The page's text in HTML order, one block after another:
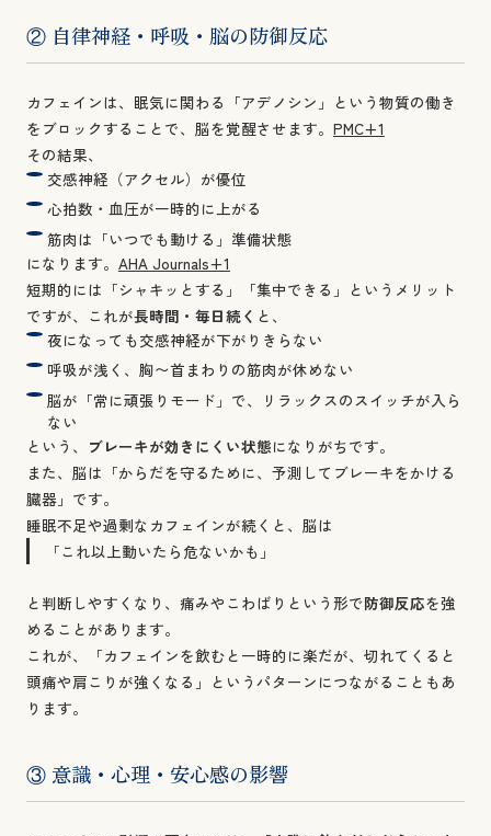
② 自律神経・呼吸・脳の防御反応
カフェインは、眠気に関わる「アデノシン」という物質の働き
をブロックすることで、脳を覚醒させます。 PMC+1
その結果、
交感神経（アクセル）が優位
心拍数・血圧が一時的に上がる
筋肉は「いつでも動ける」準備状態
になります。 AHA Journals+1
短期的には「シャキッとする」「集中できる」というメリット
ですが、これが長時間・毎日続く と、
夜になっても交感神経が下がりきらない
呼吸が浅く、胸〜首まわりの筋肉が休めない
脳が「常に頑張りモード」で、リラックスのスイッチが入ら
ない
という、 ブレーキが効きにくい状態になりがちです。
また、脳は「からだを守るために、予測してブレーキをかける
臓器」です。
睡眠不足や過剰なカフェインが続くと、脳は
「これ以上動いたら危ないかも」
と判断しやすくなり、痛みやこわばりという形で防御反応を強
めることがあります。
これが、「カフェインを飲むと一時的に楽だが、切れてくると
頭痛や肩こりが強くなる」というパターンにつながることもあ
ります。
③ 意識・心理・安心感の影響